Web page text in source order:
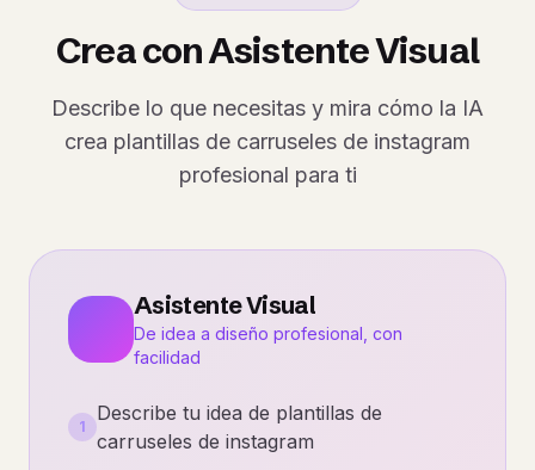
Crea con Asistente Visual
Describe lo que necesitas y mira cómo la IA
crea plantillas de carruseles de instagram
profesional para ti
Asistente Visual
De idea a diseño profesional, con
facilidad
1
Describe tu idea de plantillas de
carruseles de instagram